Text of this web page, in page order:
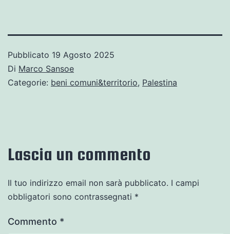
Pubblicato 19 Agosto 2025
Di Marco Sansoe
Categorie: beni comuni&territorio, Palestina
Lascia un commento
Il tuo indirizzo email non sarà pubblicato. I campi
obbligatori sono contrassegnati *
Commento *